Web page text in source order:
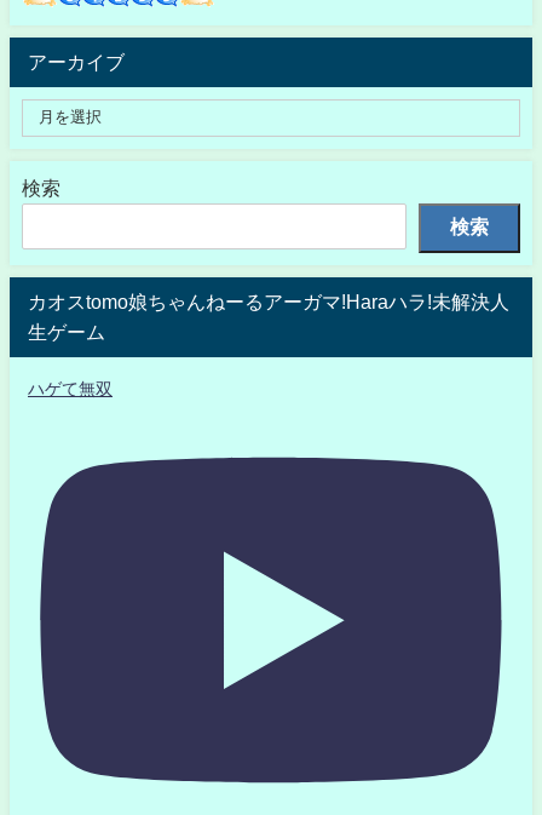
アーカイブ
検索
検索
カオスtomo娘ちゃんねーるアーガマ!Haraハラ!未解決人
生ゲーム
ハゲて無双